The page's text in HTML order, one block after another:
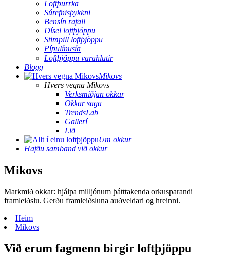
Loftþurrka
Súrefnisþykkni
Bensín rafall
Dísel loftþjöppu
Stimpill loftþjöppu
Pípulínusía
Loftþjöppu varahlutir
Blogg
Mikovs
Hvers vegna Mikovs
Verksmiðjan okkar
Okkar saga
TrendsLab
Gallerí
Lið
Um okkur
Hafðu samband við okkur
Mikovs
Markmið okkar: hjálpa milljónum þátttakenda orkusparandi
framleiðslu. Gerðu framleiðsluna auðveldari og hreinni.
Heim
Mikovs
Við erum fagmenn birgir loftþjöppu